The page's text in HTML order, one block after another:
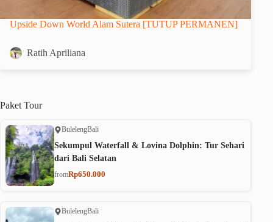
Upside Down World Alam Sutera [TUTUP PERMANEN]
Ratih Apriliana
Paket Tour
BulelengBali
Sekumpul Waterfall & Lovina Dolphin: Tur Sehari
dari Bali Selatan
fromRp650.000
BulelengBali